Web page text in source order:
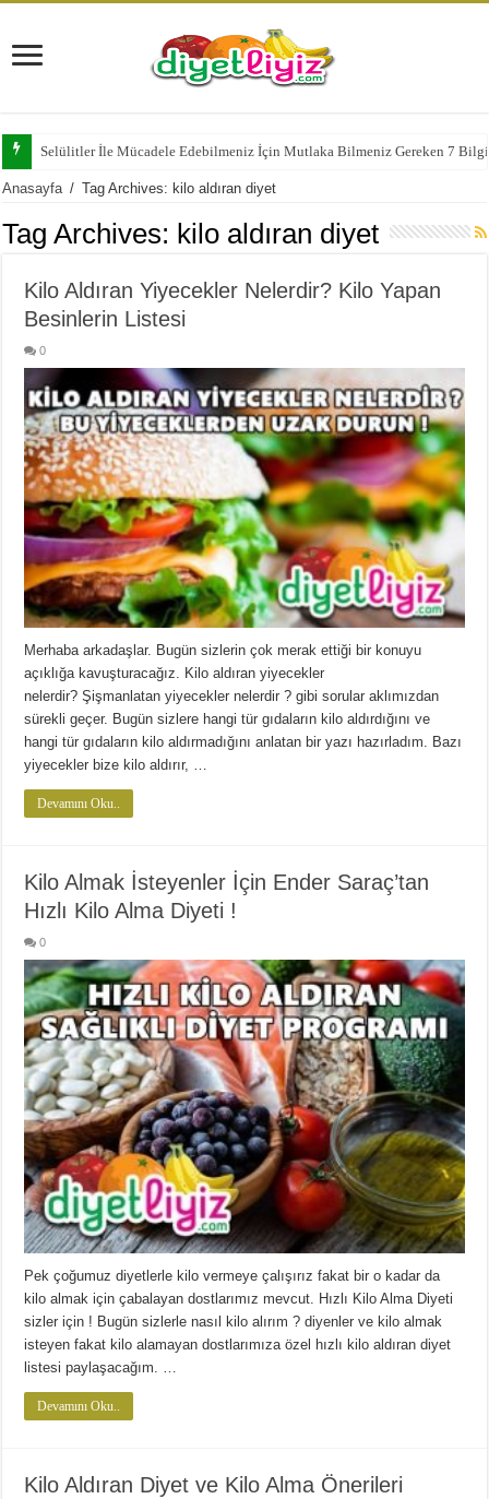
Selülitler İle Mücadele Edebilmeniz İçin Mutlaka Bilmeniz Gereken 7 Bilgi
Anasayfa / Tag Archives: kilo aldıran diyet
Tag Archives: kilo aldıran diyet
Kilo Aldıran Yiyecekler Nelerdir? Kilo Yapan
Besinlerin Listesi
0
Merhaba arkadaşlar. Bugün sizlerin çok merak ettiği bir konuyu
açıklığa kavuşturacağız. Kilo aldıran yiyecekler
nelerdir? Şişmanlatan yiyecekler nelerdir ? gibi sorular aklımızdan
sürekli geçer. Bugün sizlere hangi tür gıdaların kilo aldırdığını ve
hangi tür gıdaların kilo aldırmadığını anlatan bir yazı hazırladım. Bazı
yiyecekler bize kilo aldırır, …
Devamını Oku..
Kilo Almak İsteyenler İçin Ender Saraç’tan
Hızlı Kilo Alma Diyeti !
0
Pek çoğumuz diyetlerle kilo vermeye çalışırız fakat bir o kadar da
kilo almak için çabalayan dostlarımız mevcut. Hızlı Kilo Alma Diyeti
sizler için ! Bugün sizlerle nasıl kilo alırım ? diyenler ve kilo almak
isteyen fakat kilo alamayan dostlarımıza özel hızlı kilo aldıran diyet
listesi paylaşacağım. …
Devamını Oku..
Kilo Aldıran Diyet ve Kilo Alma Önerileri